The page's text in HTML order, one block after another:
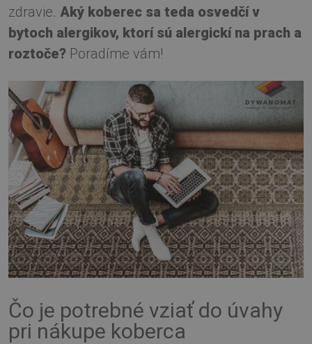
zdravie. Aký koberec sa teda osvedčí v
bytoch alergikov, ktorí sú alergickí na prach a
roztoče? Poradíme vám!
Čo je potrebné vziať do úvahy
pri nákupe koberca